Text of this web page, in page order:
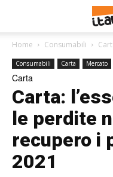
Home Consumabili
Consumabili Carta Mercato
Carta
Carta:
le perdite
recupero i
2021